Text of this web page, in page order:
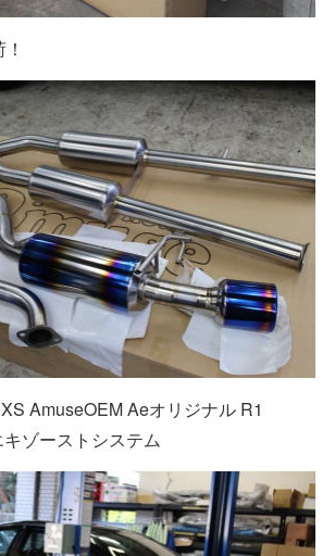
AmuseOEM Aeオリジナル R1
ゾーストシステム